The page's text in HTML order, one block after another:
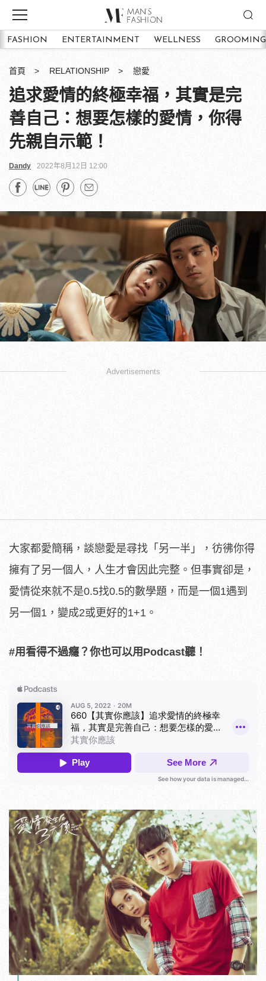
FASHION ENTERTAINMENT WELLNESS GROOMING
首頁 RELATIONSHIP 戀愛
追求愛情的終極幸福，其實是完
善自己：想要怎樣的愛情，你得
先親自示範！
Dandy 2022年8月12日 12:00
Advertisements
大家都愛簡稱，談戀愛是尋找「另一半」，彷彿你得
擁有了另一個人，人生才會因此完整。但事實卻是，
愛情從來就不是0.5找0.5的數學題，而是一個1遇到
另一個1，變成2或更好的1+1。
#用看得不過癮？你也可以用Podcast聽！